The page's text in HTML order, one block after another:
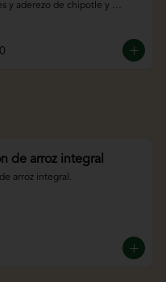
y aderezo de chipotle y
de arroz integral
arroz integral.